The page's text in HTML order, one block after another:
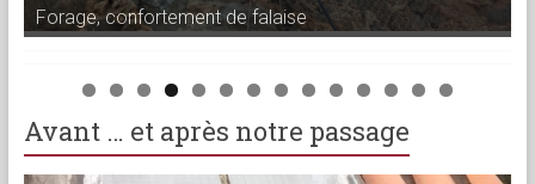
Confortement de falaise à Bandol
Avant … et après notre passage